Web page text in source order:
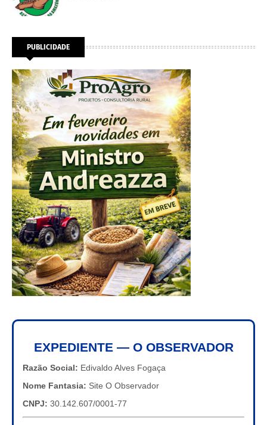
PUBLICIDADE
EXPEDIENTE — O OBSERVADOR
Razão Social: Edivaldo Alves Fogaça
Nome Fantasia: Site O Observador
CNPJ: 30.142.607/0001-77